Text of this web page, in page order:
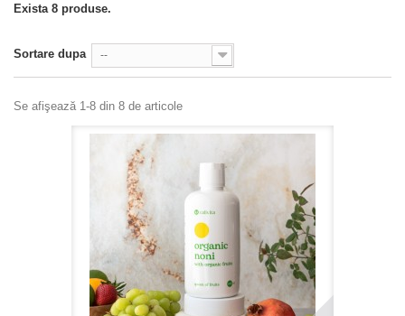
Exista 8 produse.
Sortare dupa --
Se afişează 1-8 din 8 de articole